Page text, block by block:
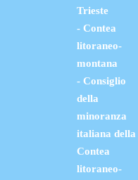
Trieste
- Contea
litoraneo-
montana
- Consiglio
della
minoranza
italiana della
Contea
litoraneo-